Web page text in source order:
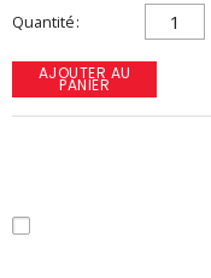
Quantité
AJOUTER AU
PANIER